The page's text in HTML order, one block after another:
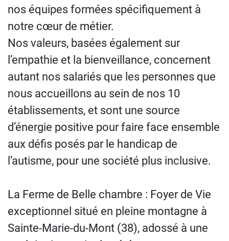
nos équipes formées spécifiquement à
notre cœur de métier.
Nos valeurs, basées également sur
l’empathie et la bienveillance, concernent
autant nos salariés que les personnes que
nous accueillons au sein de nos 10
établissements, et sont une source
d’énergie positive pour faire face ensemble
aux défis posés par le handicap de
l’autisme, pour une société plus inclusive.
La Ferme de Belle chambre : Foyer de Vie
exceptionnel situé en pleine montagne à
Sainte-Marie-du-Mont (38), adossé à une